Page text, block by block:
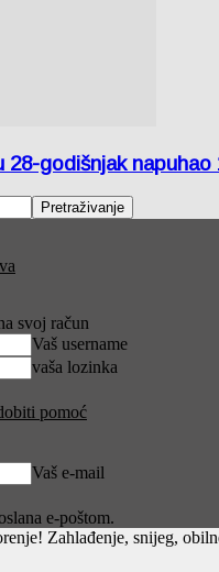
28-godišnjak napuhao
svoj račun
Vaš username
vaša lozinka
pomoć
Vaš e-mail
e-poštom.
Zahlađenje, snijeg,